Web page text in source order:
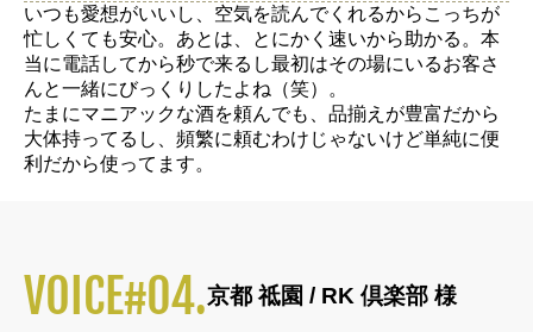
いつも愛想がいいし、空気を読んでくれるからこっちが
忙しくても安心。あとは、とにかく速いから助かる。本
当に電話してから秒で来るし最初はその場にいるお客さ
んと一緒にびっくりしたよね（笑）。
たまにマニアックな酒を頼んでも、品揃えが豊富だから
大体持ってるし、頻繁に頼むわけじゃないけど単純に便
利だから使ってます。
VOICE#04.京都 祗園 / RK 倶楽部 様